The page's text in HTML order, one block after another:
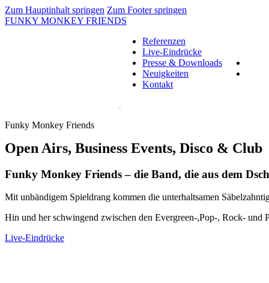
Zum Hauptinhalt springen Zum Footer springen
FUNKY MONKEY FRIENDS
Referenzen
Live-Eindrücke
Presse & Downloads
Neuigkeiten
Kontakt
Funky Monkey Friends
Open Airs, Business Events, Disco & Club
Funky Monkey Friends – die Band, die aus dem
Mit unbändigem Spieldrang kommen die unterhaltsamen
Hin und her schwingend zwischen den Evergreen-,Pop-, Rock- und
Live-Eindrücke